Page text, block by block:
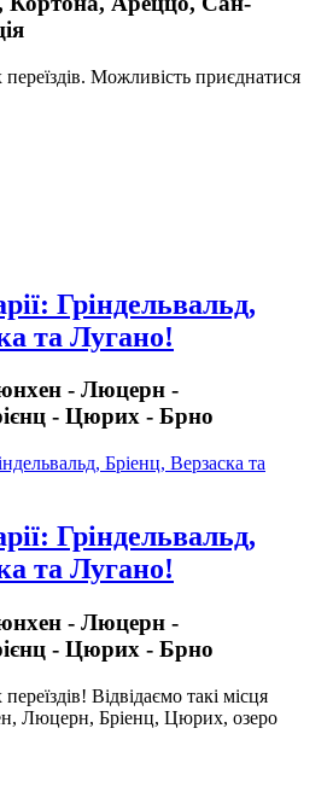
Можливість приєднатися
Гріндельвальд,
та Лугано!
- Люцерн -
- Цюрих - Брно
Гріндельвальд,
та Лугано!
- Люцерн -
- Цюрих - Брно
Відвідаємо такі місця
Люцерн, Бріенц, Цюрих, озеро